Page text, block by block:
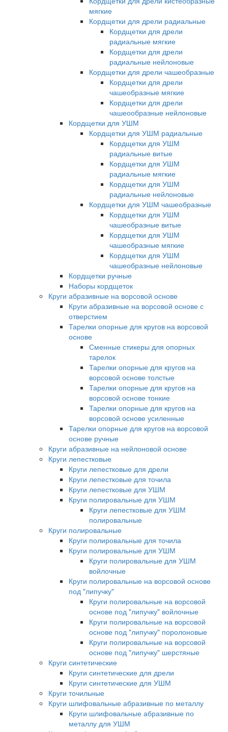
мягкие
Кордщетки для дрели радиальные
Кордщетки для дрели
радиальные мягкие
Кордщетки для дрели
радиальные нейлоновые
Кордщетки для дрели чашеобразные
Кордщетки для дрели
чашеобразные мягкие
Кордщетки для дрели
чашеообразные нейлоновые
Кордщетки для УШМ
Кордщетки для УШМ радиальные
Кордщетки для УШМ
радиальные витые
Кордщетки для УШМ
радиальные мягкие
Кордщетки для УШМ
радиальные нейлоновые
Кордщетки для УШМ чашеобразные
Кордщетки для УШМ
чашеобразные витые
Кордщетки для УШМ
чашеобразные мягкие
Кордщетки для УШМ
чашеобразные нейлоновые
Кордщетки ручные
Наборы кордщеток
Круги абразивные на ворсовой основе
Круги абразивные на ворсовой основе с
отверстием
Тарелки опорные для кругов на ворсовой
основе
Сменные стикеры для опорных
тарелок
Тарелки опорные для кругов на
ворсовой основе толстые
Тарелки опорные для кругов на
ворсовой основе тонкие
Тарелки опорные для кругов на
ворсовой основе усиленные
Тарелки опорные для кругов на ворсовой
основе ручные
Круги абразивные на нейлоновой основе
Круги лепестковые
Круги лепестковые для дрели
Круги лепестковые для точила
Круги лепестковые для УШМ
Круги полировальные для УШМ
Круги лепестковые для УШМ
полировальные
Круги полировальные
Круги полировальные для точила
Круги полировальные для УШМ
Круги полировальные для УШМ
войлочные
Круги полировальные на ворсовой основе
под "липучку"
Круги полировальные на ворсовой
основе под "липучку" войлочные
Круги полировальные на ворсовой
основе под "липучку" поролоновые
Круги полировальные на ворсовой
основе под "липучку" шерстяные
Круги синтетические
Круги синтетические для дрели
Круги синтетические для УШМ
Круги точильные
Круги шлифовальные абразивные по металлу
Круги шлифовальные абразивные по
металлу для УШМ